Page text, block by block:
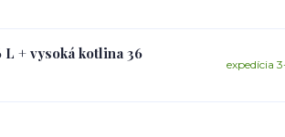
+ vysoká kotlina 36
expedícia